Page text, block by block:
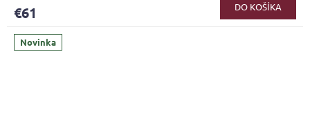
€61 DO KOŠÍKA
Novinka